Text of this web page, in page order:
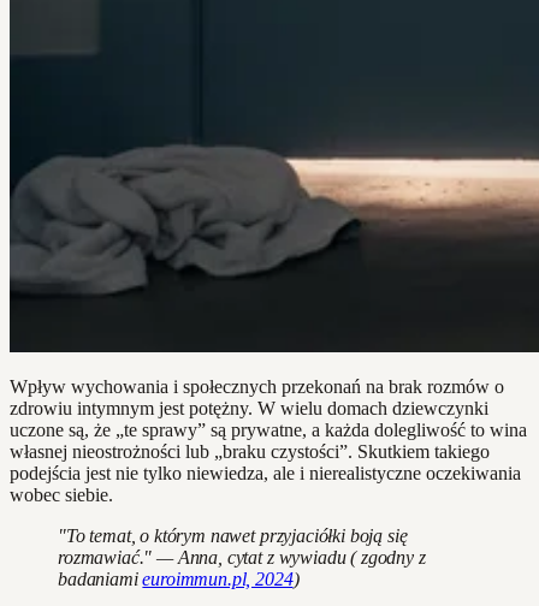
Wpływ wychowania i społecznych przekonań na brak rozmów o
zdrowiu intymnym jest potężny. W wielu domach dziewczynki
uczone są, że „te sprawy” są prywatne, a każda dolegliwość to wina
własnej nieostrożności lub „braku czystości”. Skutkiem takiego
podejścia jest nie tylko niewiedza, ale i nierealistyczne oczekiwania
wobec siebie.
"To temat, o którym nawet przyjaciółki boją się
rozmawiać." — Anna, cytat z wywiadu ( zgodny z
badaniamieuroimmun.pl, 2024)